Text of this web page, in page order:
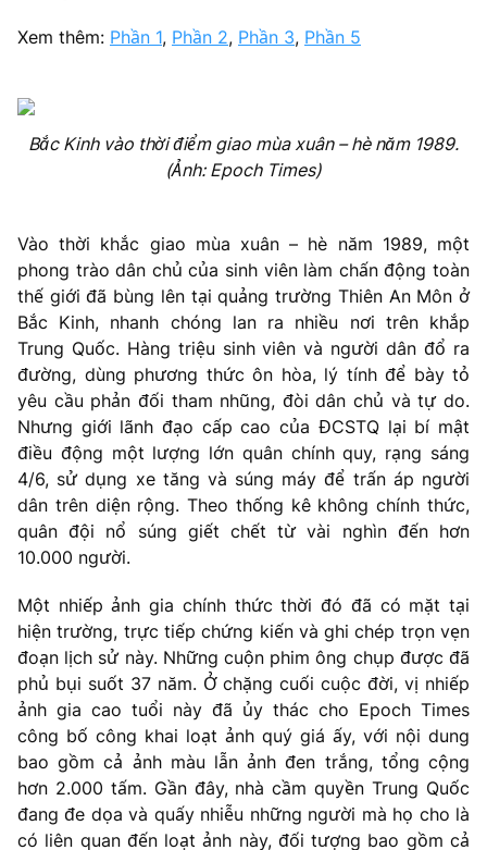
Xem thêm: Phần 1, Phần 2, Phần 3, Phần 5
Bắc Kinh vào thời điểm giao mùa xuân – hè năm 1989.
(Ảnh: Epoch Times)
Vào thời khắc giao mùa xuân – hè năm 1989, một
phong trào dân chủ của sinh viên làm chấn động toàn
thế giới đã bùng lên tại quảng trường Thiên An Môn ở
Bắc Kinh, nhanh chóng lan ra nhiều nơi trên khắp
Trung Quốc. Hàng triệu sinh viên và người dân đổ ra
đường, dùng phương thức ôn hòa, lý tính để bày tỏ
yêu cầu phản đối tham nhũng, đòi dân chủ và tự do.
Nhưng giới lãnh đạo cấp cao của ĐCSTQ lại bí mật
điều động một lượng lớn quân chính quy, rạng sáng
4/6, sử dụng xe tăng và súng máy để trấn áp người
dân trên diện rộng. Theo thống kê không chính thức,
quân đội nổ súng giết chết từ vài nghìn đến hơn
10.000 người.
Một nhiếp ảnh gia chính thức thời đó đã có mặt tại
hiện trường, trực tiếp chứng kiến và ghi chép trọn vẹn
đoạn lịch sử này. Những cuộn phim ông chụp được đã
phủ bụi suốt 37 năm. Ở chặng cuối cuộc đời, vị nhiếp
ảnh gia cao tuổi này đã ủy thác cho Epoch Times
công bố công khai loạt ảnh quý giá ấy, với nội dung
bao gồm cả ảnh màu lẫn ảnh đen trắng, tổng cộng
hơn 2.000 tấm. Gần đây, nhà cầm quyền Trung Quốc
đang đe dọa và quấy nhiễu những người mà họ cho là
có liên quan đến loạt ảnh này, đối tượng bao gồm cả